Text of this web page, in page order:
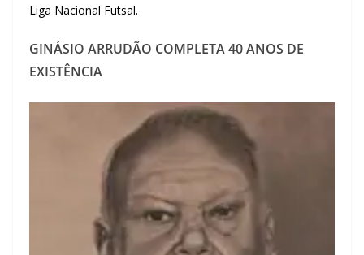
Liga Nacional Futsal.
GINÁSIO ARRUDÃO COMPLETA 40 ANOS DE
EXISTÊNCIA